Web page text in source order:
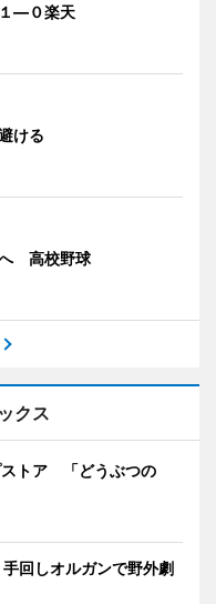
―０楽天
ける
へ 高校野球
クス
ストア 「どうぶつの
回しオルガンで野外劇